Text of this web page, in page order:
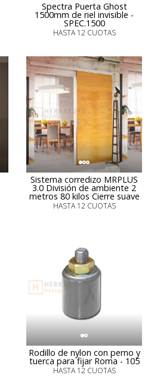
Spectra Puerta Ghost
1500mm de riel invisible -
SPEC.1500
HASTA 12 CUOTAS
Sistema corredizo MRPLUS
3.0 División de ambiente 2
metros 80 kilos Cierre suave
HASTA 12 CUOTAS
Rodillo de nylon con perno y
tuerca para fijar Roma - 105
HASTA 12 CUOTAS